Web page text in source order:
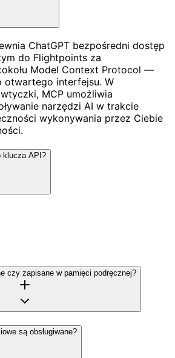
ChatGPT bezpośredni dostęp
do Flightpoints za
Model Context Protocol —
otwartego interfejsu. W
MCP umożliwia
narzędzi AI w trakcie
wykonywania przez Ciebie
klucza API?
czy zapisane w pamięci podręcznej?
są obsługiwane?